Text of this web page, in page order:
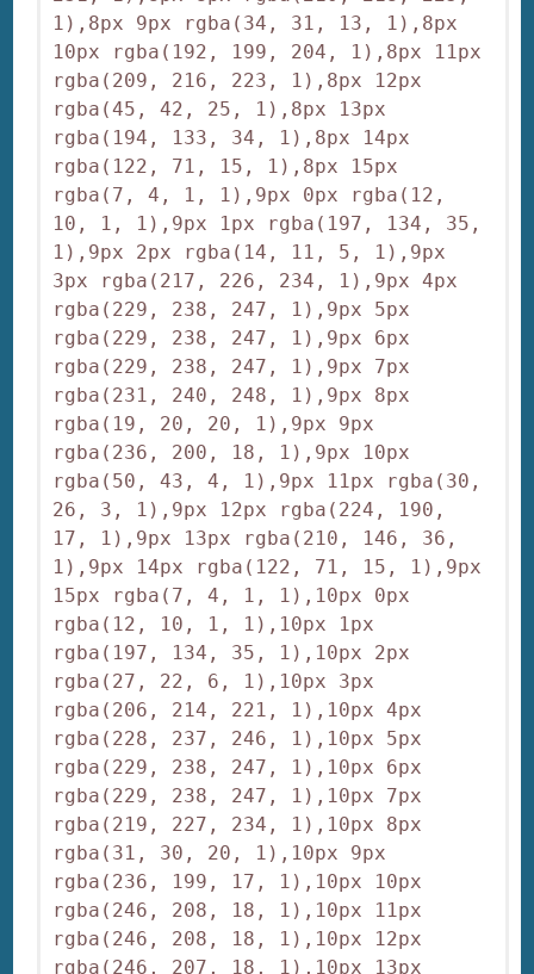
1),8px 9px rgba(34, 31, 13, 1),8px
10px rgba(192, 199, 204, 1),8px 11px
rgba(209, 216, 223, 1),8px 12px
rgba(45, 42, 25, 1),8px 13px
rgba(194, 133, 34, 1),8px 14px
rgba(122, 71, 15, 1),8px 15px
rgba(7, 4, 1, 1),9px 0px rgba(12,
10, 1, 1),9px 1px rgba(197, 134, 35,
1),9px 2px rgba(14, 11, 5, 1),9px
3px rgba(217, 226, 234, 1),9px 4px
rgba(229, 238, 247, 1),9px 5px
rgba(229, 238, 247, 1),9px 6px
rgba(229, 238, 247, 1),9px 7px
rgba(231, 240, 248, 1),9px 8px
rgba(19, 20, 20, 1),9px 9px
rgba(236, 200, 18, 1),9px 10px
rgba(50, 43, 4, 1),9px 11px rgba(30,
26, 3, 1),9px 12px rgba(224, 190,
17, 1),9px 13px rgba(210, 146, 36,
1),9px 14px rgba(122, 71, 15, 1),9px
15px rgba(7, 4, 1, 1),10px 0px
rgba(12, 10, 1, 1),10px 1px
rgba(197, 134, 35, 1),10px 2px
rgba(27, 22, 6, 1),10px 3px
rgba(206, 214, 221, 1),10px 4px
rgba(228, 237, 246, 1),10px 5px
rgba(229, 238, 247, 1),10px 6px
rgba(229, 238, 247, 1),10px 7px
rgba(219, 227, 234, 1),10px 8px
rgba(31, 30, 20, 1),10px 9px
rgba(236, 199, 17, 1),10px 10px
rgba(246, 208, 18, 1),10px 11px
rgba(246, 208, 18, 1),10px 12px
rgba(246, 207, 18, 1),10px 13px